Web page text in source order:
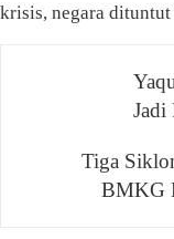
krisis, negara
Jadi
Tiga
BMKG